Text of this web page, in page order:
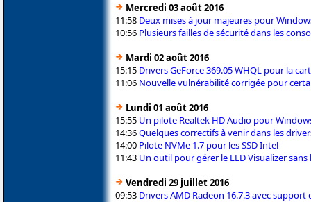
Mercredi 03 août 2016
11:58 Deux mises à jour majeures pour
10:56 Plusieurs failles de sécurité dans les
Mardi 02 août 2016
15:15 Drivers GeForce 369.05 WHQL pour la
11:06 Nouvelle vulnérabilité corrigée pour
Lundi 01 août 2016
15:55 Un pilote Realtek HD Audio pour
14:36Quelques correctifs à venir dans les
14:00 Pilote NVMe 1.7 pour les SSD Intel
11:43 Un outil pour gérer le LED Visualizer sans
Vendredi 29 juillet 2016
09:53 Drivers AMD Radeon 16.7.3 avec support